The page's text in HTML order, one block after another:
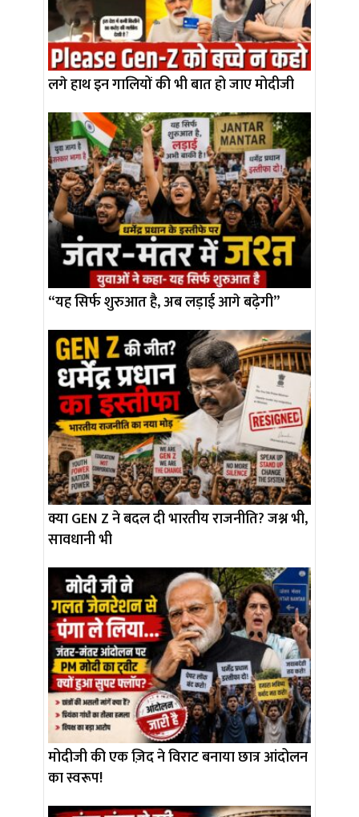
लगे हाथ इन गालियों की भी बात हो जाए मोदीजी
“यह सिर्फ शुरुआत है, अब लड़ाई आगे बढ़ेगी”
क्या GEN Z ने बदल दी भारतीय राजनीति? जश्न भी,
सावधानी भी
मोदीजी की एक ज़िद ने विराट बनाया छात्र आंदोलन
का स्वरूप!